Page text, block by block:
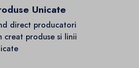
Unicate
direct producatori
creat produse si linii